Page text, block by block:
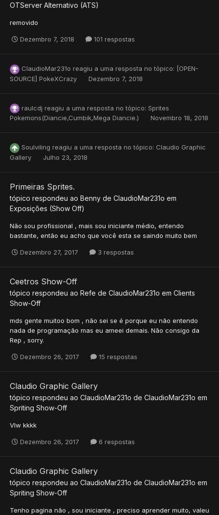
OTServer Alternativo (ATS)
removido
Dezembro 7, 2018 101 respostas
ClaudioMar231o reagiu a uma resposta no tópico: [OPEN-
SOURCE] PokeXCrazy
Dezembro 7, 2018
raulcdj reagiu a uma resposta no tópico: Sprites
Pokemons(Diancie,Cumbik,Mega Diancie.)
Novembro 18, 2018
Soulviling reagiu a uma resposta no tópico: Claudio Graphic
Gallery
Julho 23, 2018
Primeiras Sprites.
tópico respondeu ao Benny de ClaudioMar231o em
Exposições (Show Off)
Não sou profissional , mais sou iniciante médio, entendo
bastante, então eu acho que você esta se saindo muito bem
Dezembro 27, 2017 3 respostas
Ceetros Show-Off
tópico respondeu ao Refe de ClaudioMar231o em Clients
Show-Off
mds gente muitoo bom , não sei se é porque eu não entendo
nada de programação mas eu ameei demais. Não consigo da
Rep , sorry.
Dezembro 26, 2017 15 respostas
Claudio Graphic Gallery
tópico respondeu ao ClaudioMar231o de ClaudioMar231o em
Spriting Show-Off
Vlw kkkk
Dezembro 26, 2017 6 respostas
Claudio Graphic Gallery
tópico respondeu ao ClaudioMar231o de ClaudioMar231o em
Spriting Show-Off
Tenho pagina não , sou iniciante , preciso aprender muito, valeu